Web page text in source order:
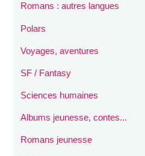
Romans : autres langues
Polars
Voyages, aventures
SF / Fantasy
Sciences humaines
Albums jeunesse, contes...
Romans jeunesse